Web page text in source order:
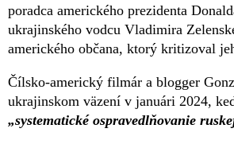
poradca amerického prezidenta
ukrajinského vodcu Vladimira
amerického občana, ktorý kritizoval
Čílsko-americký filmár a blogger
ukrajinskom väzení v januári 2024,
„systematické ospravedlňovanie